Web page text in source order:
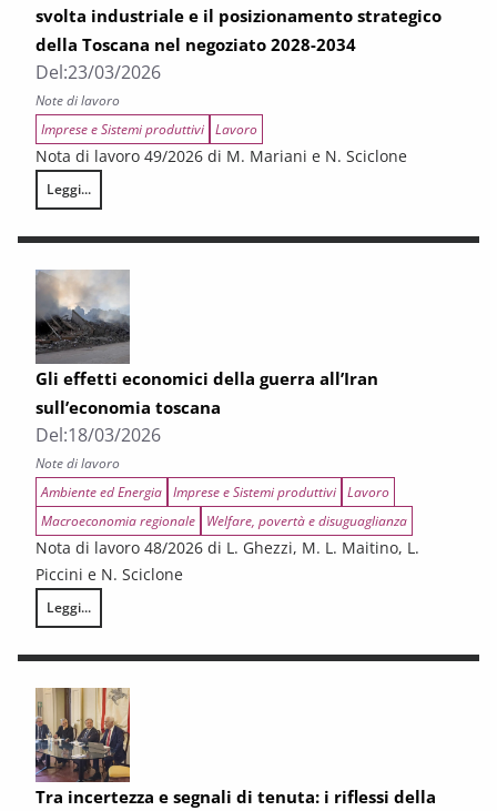
svolta industriale e il posizionamento strategico
della Toscana nel negoziato 2028-2034
Del:23/03/2026
Note di lavoro
Imprese e Sistemi produttivi Lavoro
Nota di lavoro 49/2026 di M. Mariani e N. Sciclone
Leggi...
La politica di coesione al bivio. Crisi narrativa, svolta industriale e il
Gli effetti economici della guerra all’Iran
sull’economia toscana
Del:18/03/2026
Note di lavoro
Ambiente ed Energia Imprese e Sistemi produttivi Lavoro
Macroeconomia regionale
Welfare, povertà e disuguaglianza
Nota di lavoro 48/2026 di L. Ghezzi, M. L. Maitino, L.
Piccini e N. Sciclone
Leggi...
Gli effetti economici della guerra all’Iran sull’economia toscana
Tra incertezza e segnali di tenuta: i riflessi della